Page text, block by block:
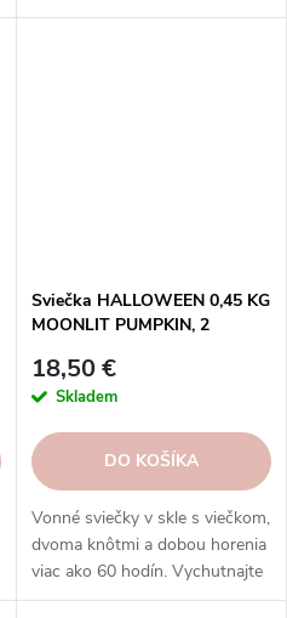
ako 45 hodín.
Sviečka HALLOWEEN 0,45 KG
MOONLIT PUMPKIN, 2
18,50 €
Skladem
DO KOŠÍKA
Vonné sviečky v skle s viečkom,
dvoma knôtmi a dobou horenia
viac ako 60 hodín. Vychutnajte
si rôzne vône a rovnomerné